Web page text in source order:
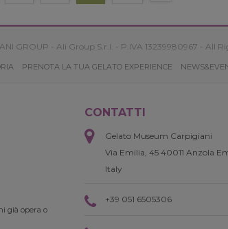
GROUP - Ali Group S.r.l. - P.IVA 13239980967 - All
PRENOTA LA TUA GELATO EXPERIENCE
già opera o
CONTATTI
Gelato Museum Carpigiani
Via Emilia, 45 40011 Anzola
Italy
+39 051 6505306